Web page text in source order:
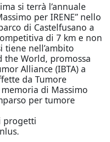
si terrà l’annuale
per IRENE” nello
di Castelfusano a
di 7 km e non
tiene nell’ambito
the World, promossa
Alliance (IBTA) a
da Tumore
di Massimo
per tumore
progetti